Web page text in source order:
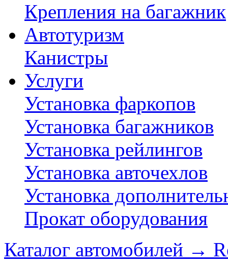
Крепления на багажник
Автотуризм
Канистры
Услуги
Установка фаркопов
Установка багажников
Установка рейлингов
Установка авточехлов
Установка
Прокат оборудования
Каталог автомобилей →